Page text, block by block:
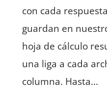
con cada
guardan en
hoja de cálculo
una liga a cada
columna. Hasta...